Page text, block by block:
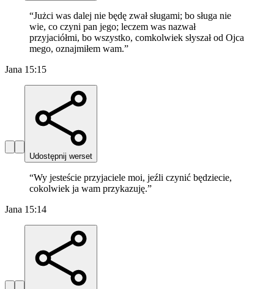
“Jużci was dalej nie będę zwał sługami; bo sługa nie
wie, co czyni pan jego; leczem was nazwał
przyjaciółmi, bo wszystko, comkolwiek słyszał od Ojca
mego, oznajmiłem wam.”
Jana 15:15
Udostępnij werset
“Wy jesteście przyjaciele moi, jeźli czynić będziecie,
cokolwiek ja wam przykazuję.”
Jana 15:14